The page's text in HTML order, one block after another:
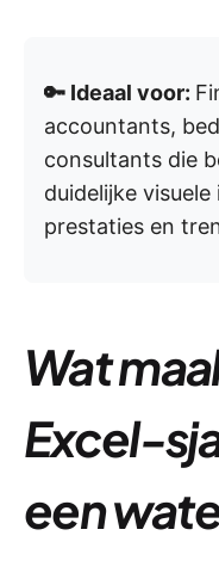
🔑 Ideaal voor:
accountants,
consultants die
duidelijke
prestaties en
Wat
Excel-
een